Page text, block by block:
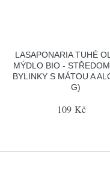
LASAPONARIA TUHÉ
MÝDLO BIO -
BYLINKY S MÁTOU A
G)
109 Kč